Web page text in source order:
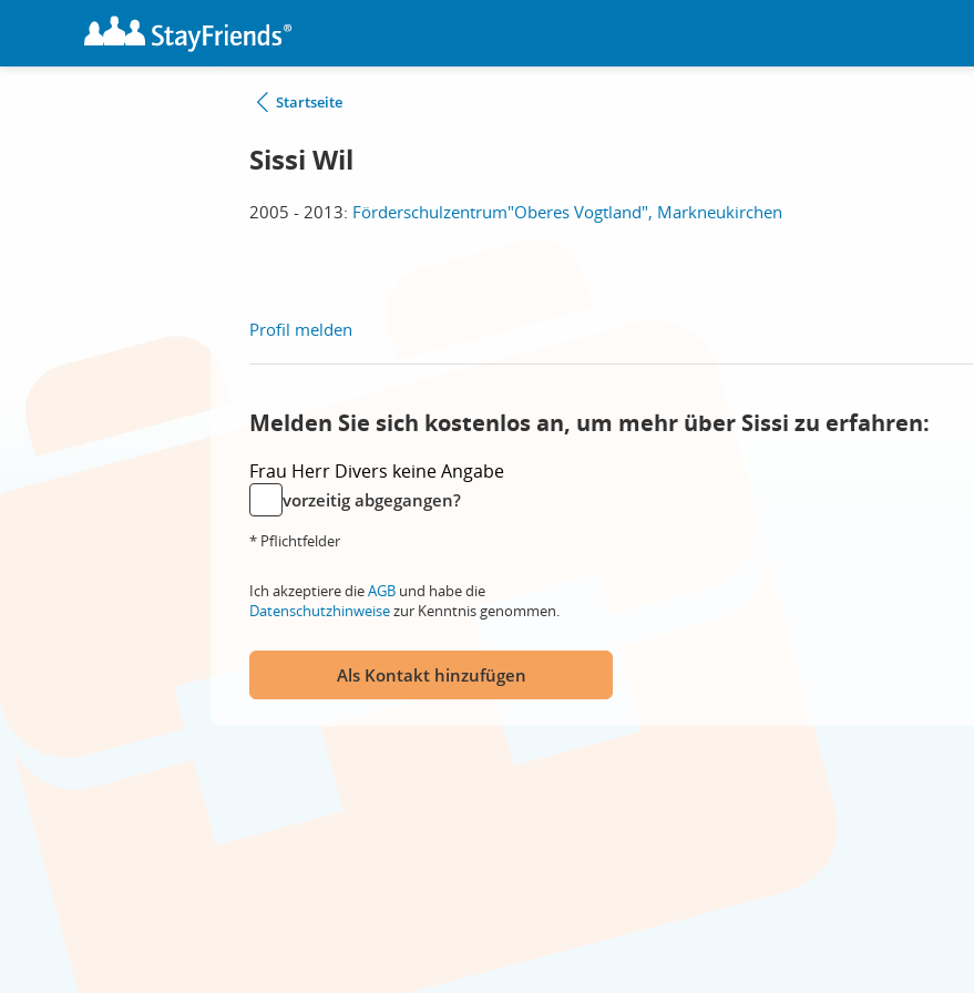
Startseite
Sissi Wil
2005 - 2013: Förderschulzentrum"Oberes Vogtland", Markneukirchen
Profil melden
Melden Sie sich kostenlos an, um mehr über Sissi zu erfahren:
Frau Herr Divers keine Angabe
vorzeitig abgegangen?
* Pflichtfelder
Ich akzeptiere dieAGB und habe die
Datenschutzhinweisezur Kenntnis genommen.
Als Kontakt hinzufügen